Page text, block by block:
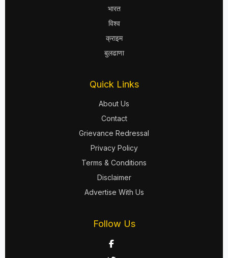
भारत
विश्व
क्राइम
बुलढाणा
Quick Links
About Us
Contact
Grievance Redressal
Privacy Policy
Terms & Conditions
Disclaimer
Advertise With Us
Follow Us